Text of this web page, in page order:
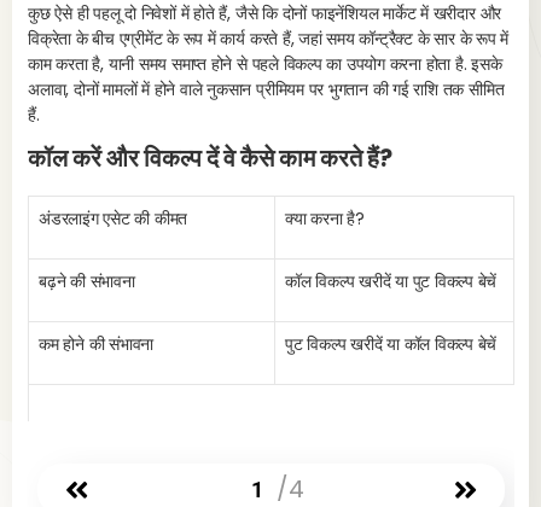
कुछ ऐसे ही पहलू दो निवेशों में होते हैं, जैसे कि दोनों फाइनेंशियल मार्केट में खरीदार और
विक्रेता के बीच एग्रीमेंट के रूप में कार्य करते हैं, जहां समय कॉन्ट्रैक्ट के सार के रूप में
काम करता है, यानी समय समाप्त होने से पहले विकल्प का उपयोग करना होता है. इसके
अलावा, दोनों मामलों में होने वाले नुकसान प्रीमियम पर भुगतान की गई राशि तक सीमित
हैं.
कॉल करें और विकल्प दें वे कैसे काम करते हैं?
अंडरलाइंग एसेट की कीमत क्या करना है?
बढ़ने की संभावना कॉल विकल्प खरीदें या पुट विकल्प बेचें
कम होने की संभावना पुट विकल्प खरीदें या कॉल विकल्प बेचें
1 /4